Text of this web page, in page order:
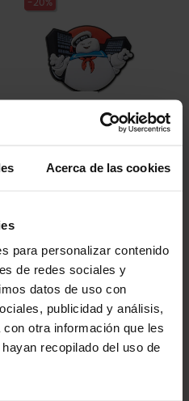
Acerca de las cookies
para personalizar contenido
de redes sociales y
datos de uso con
publicidad y análisis,
otra información que les
recopilado del uso de
-20%